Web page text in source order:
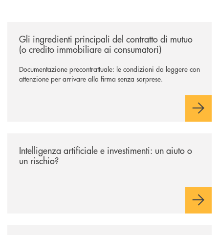
Gli ingredienti principali del contratto di mutuo
(o credito immobiliare ai consumatori)
Documentazione precontrattuale: le condizioni da leggere con
attenzione per arrivare alla firma senza sorprese.
Intelligenza artificiale e investimenti: un aiuto o
un rischio?